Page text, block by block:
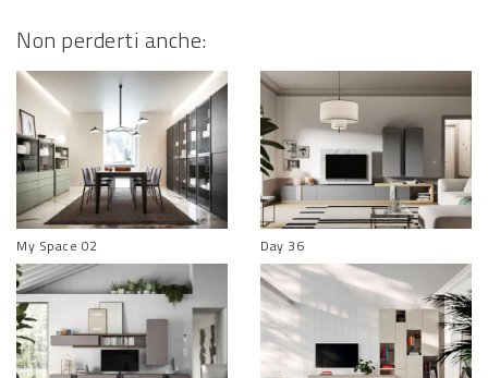
Non perderti anche:
My Space 02 Day 36